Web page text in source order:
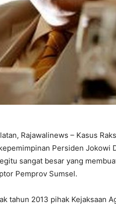
Rajawalinews – Kasus
Persiden Jokowi
sangat besar yang
Pemprov Sumsel.
tahun 2013 pihak Kejaksaan